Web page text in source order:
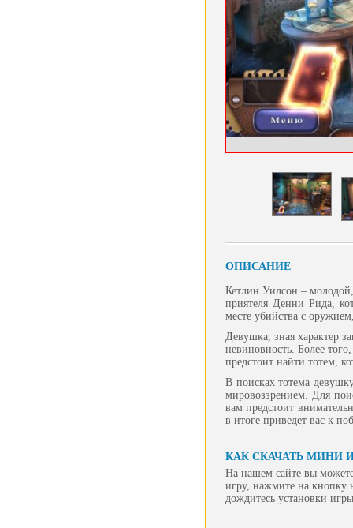
ОПИСАНИЕ
Кетлин Уилсон –
приятеля Денни Рида,
месте убийства с
Девушка, зная характер
невиновность. Более
предстоит найти тотем,
В поисках тотема
мировоззрением. Для
вам предстоит
в итоге приведет вас к
КАК СКАЧАТЬ МИНИ
На нашем сайте вы
игру, нажмите на кнопку
дождитесь установки